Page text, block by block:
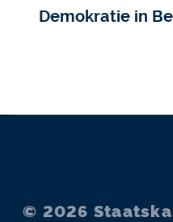
Demokratie in
© 2026